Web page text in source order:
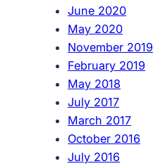
June 2020
May 2020
November 2019
February 2019
May 2018
July 2017
March 2017
October 2016
July 2016